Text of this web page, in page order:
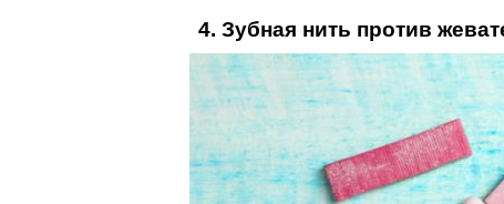
4. Зубная нить против